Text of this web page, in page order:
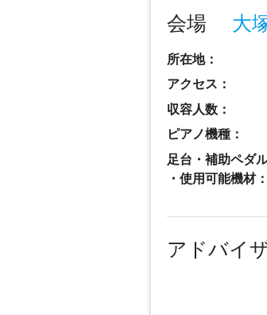
会場 大
所在地：
アクセス：
収容人数：
ピアノ機種：
足台・補助ペダ
・使用可能機材：
アドバイ